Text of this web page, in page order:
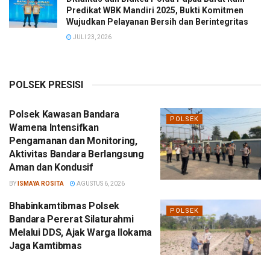
Predikat WBK Mandiri 2025, Bukti Komitmen
Wujudkan Pelayanan Bersih dan Berintegritas
JULI 23, 2026
POLSEK PRESISI
POLSEK
Polsek Kawasan Bandara
Wamena Intensifkan
Pengamanan dan Monitoring,
Aktivitas Bandara Berlangsung
Aman dan Kondusif
BY ISMAYA ROSITA AGUSTUS 6, 2026
POLSEK
Bhabinkamtibmas Polsek
Bandara Pererat Silaturahmi
Melalui DDS, Ajak Warga Ilokama
Jaga Kamtibmas